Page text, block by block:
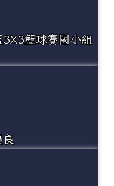
籃球賽國小組